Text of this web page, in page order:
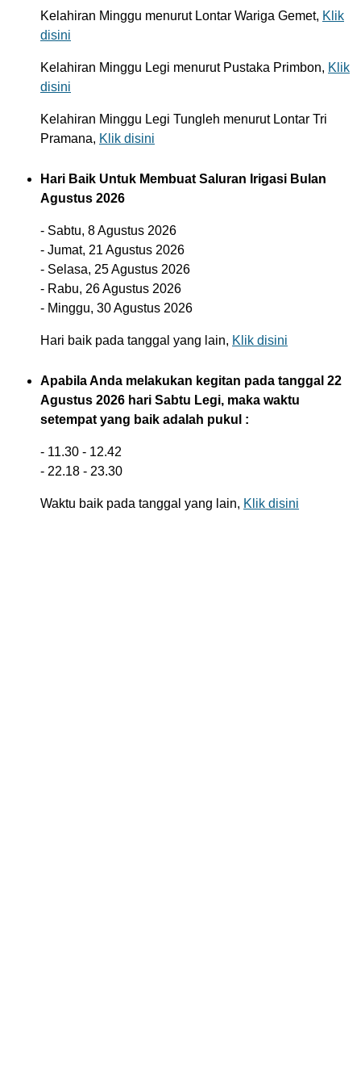
Kelahiran Minggu menurut Lontar Wariga Gemet, Klik
disini
Kelahiran Minggu Legi menurut Pustaka Primbon, Klik
disini
Kelahiran Minggu Legi Tungleh menurut Lontar Tri
Pramana, Klik disini
Hari Baik Untuk Membuat Saluran Irigasi Bulan
Agustus 2026
- Sabtu, 8 Agustus 2026
- Jumat, 21 Agustus 2026
- Selasa, 25 Agustus 2026
- Rabu, 26 Agustus 2026
- Minggu, 30 Agustus 2026
Hari baik pada tanggal yang lain, Klik disini
Apabila Anda melakukan kegitan pada tanggal 22
Agustus 2026 hari Sabtu Legi, maka waktu
setempat yang baik adalah pukul :
- 11.30 - 12.42
- 22.18 - 23.30
Waktu baik pada tanggal yang lain, Klik disini